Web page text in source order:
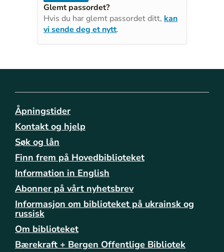
Glemt passordet?
Hvis du har glemt passordet ditt, kan
vi sende deg et nytt.
Åpningstider
Kontakt og hjelp
Søk og lån
Finn frem på Hovedbiblioteket
Information in English
Abonner på vårt nyhetsbrev
Informasjon om biblioteket på ukrainsk og
russisk
Om biblioteket
Bærekraft + Bergen Offentlige Bibliotek